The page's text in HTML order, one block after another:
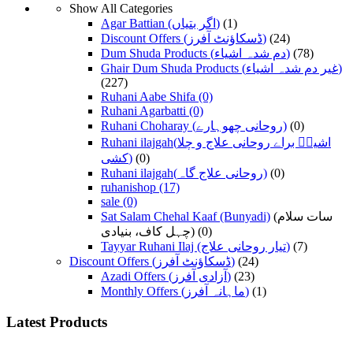
Show All Categories
Agar Battian (اگر بتیاں)
(1)
Discount Offers (ڈسکاؤنٹ آفرز)
(24)
Dum Shuda Products (دم شدہ اشیاء)
(78)
Ghair Dum Shuda Products (غیر دم شدہ اشیاء)
(227)
Ruhani Aabe Shifa (0)
Ruhani Agarbatti (0)
Ruhani Choharay (روحانی چھوہارے)
(0)
Ruhani ilajgah(اشیاؑ براے روحانی علاج و چلا
کشی)
(0)
Ruhani ilajgah(روحانی علاج گاہ)
(0)
ruhanishop (17)
sale (0)
Sat Salam Chehal Kaaf (Bunyadi) (سات سلام
چہل کاف، بنیادی)
(0)
Tayyar Ruhani Ilaj (تیار روحانی علاج)
(7)
Discount Offers (ڈسکاؤنٹ آفرز)
(24)
Azadi Offers (آزادی آفرز)
(23)
Monthly Offers (ماہانہ آفرز)
(1)
Latest Products